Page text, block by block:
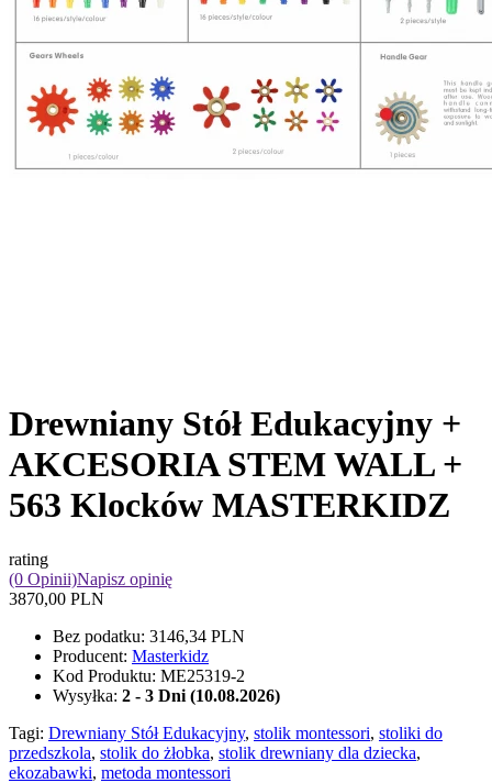
Drewniany Stół Edukacyjny +
AKCESORIA STEM WALL +
563 Klocków MASTERKIDZ
rating
(0 Opinii)Napisz opinię
3870,00 PLN
Bez podatku: 3146,34 PLN
Producent: Masterkidz
Kod Produktu: ME25319-2
Wysyłka: 2 - 3 Dni (10.08.2026)
Tagi: Drewniany Stół Edukacyjny, stolik montessori, stoliki do
przedszkola, stolik do żłobka, stolik drewniany dla dziecka,
ekozabawki, metoda montessori